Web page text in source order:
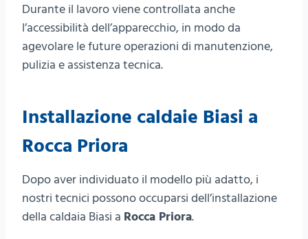
Durante il lavoro viene controllata anche
l’accessibilità dell’apparecchio, in modo da
agevolare le future operazioni di manutenzione,
pulizia e assistenza tecnica.
Installazione caldaie Biasi a
Rocca Priora
Dopo aver individuato il modello più adatto, i
nostri tecnici possono occuparsi dell’installazione
della caldaia Biasi a Rocca Priora.